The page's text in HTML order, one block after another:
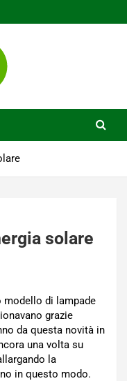
solare
modello di lampade
grazie
da questa novità in
una volta su
la
in questo modo.